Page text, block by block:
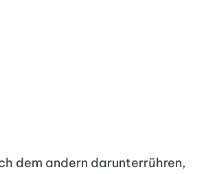
dem andern darunterrühren,